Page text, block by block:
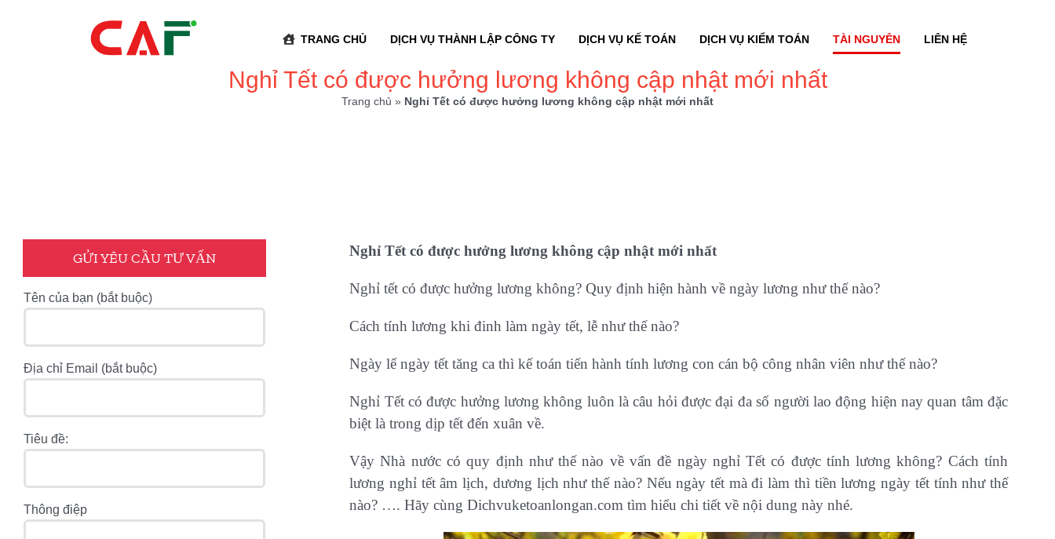
TRANG CHỦ DỊCH VỤ THÀNH LẬP CÔNG TY DỊCH VỤ KẾ TOÁN DỊCH VỤ KIỂM TOÁN TÀI NGUYÊN LIÊN HỆ
Nghỉ Tết có được hưởng lương không cập nhật mới nhất
Trang chủ » Nghỉ Tết có được hưởng lương không cập nhật mới nhất
Nghỉ Tết có được hưởng lương không cập nhật mới nhất
Nghỉ tết có được hưởng lương không? Quy định hiện hành về ngày lương như thế nào?
Cách tính lương khi đinh làm ngày tết, lễ như thế nào?
Ngày lể ngày tết tăng ca thì kế toán tiến hành tính lương con cán bộ công nhân viên như thế nào?
Nghỉ Tết có được hưởng lương không luôn là câu hỏi được đại đa số người lao động hiện nay quan tâm đặc
biệt là trong dịp tết đến xuân về.
Vậy Nhà nước có quy định như thế nào về vấn đề ngày nghỉ Tết có được tính lương không? Cách tính
lương nghỉ tết âm lịch, dương lịch như thế nào? Nếu ngày tết mà đi làm thì tiền lương ngày tết tính như thế
nào? …. Hãy cùng Dichvuketoanlongan.com tìm hiểu chi tiết về nội dung này nhé.
GỬI YÊU CẦU TƯ VẤN
Tên của bạn (bắt buộc)
Địa chỉ Email (bắt buộc)
Tiêu đề:
Thông điệp